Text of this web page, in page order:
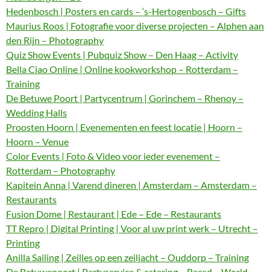
Hedenbosch | Posters en cards – ‘s-Hertogenbosch – Gifts
Maurius Roos | Fotografie voor diverse projecten – Alphen aan
den Rijn – Photography
Quiz Show Events | Pubquiz Show – Den Haag – Activity
Bella Ciao Online | Online kookworkshop – Rotterdam –
Training
De Betuwe Poort | Partycentrum | Gorinchem – Rhenoy –
Wedding Halls
Proosten Hoorn | Evenementen en feest locatie | Hoorn –
Hoorn – Venue
Color Events | Foto & Video voor ieder evenement –
Rotterdam – Photography
Kapitein Anna | Varend dineren | Amsterdam – Amsterdam –
Restaurants
Fusion Dome | Restaurant | Ede – Ede – Restaurants
TT Repro | Digital Printing | Voor al uw print werk – Utrecht –
Printing
Anilla Sailing | Zeilles op een zeiljacht – Ouddorp – Training